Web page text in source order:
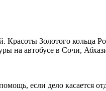
Золотого кольца
на автобусе в Сочи,
если дело касается